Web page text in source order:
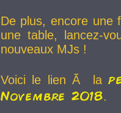
De plus, encore une
une table, lancez-
nouveaux MJs !
Voici le lien Ã la
Novembre 2018.